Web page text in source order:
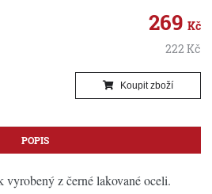
269 Kč
222 Kč
Koupit zboží
POPIS
vyrobený z černé lakované oceli.